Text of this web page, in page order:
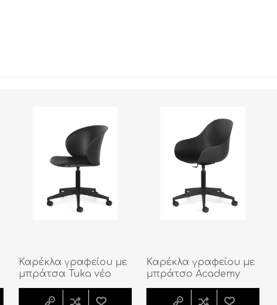
Καρέκλα γραφείου με
μπράτσα Tuka νέο
πόδι pp
Καρέκλα γραφείου με
μπράτσο Academy
νέο πόδι